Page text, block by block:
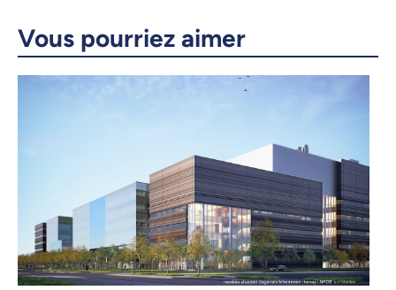
Vous pourriez aimer